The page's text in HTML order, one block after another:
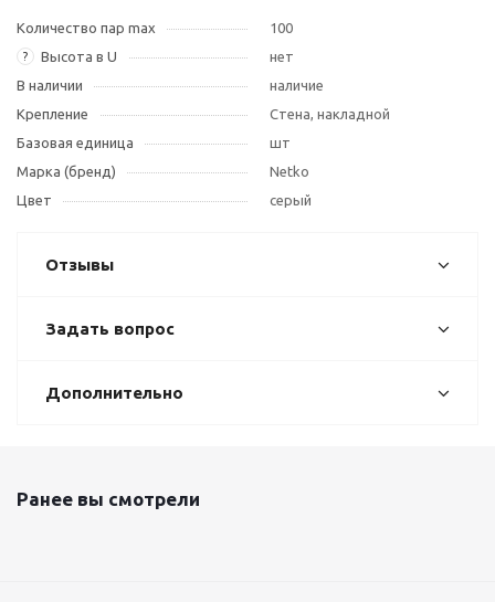
Количество пар max 100
? Высота в U
нет
В наличии
наличие
Крепление
Стена, накладной
Базовая единица
шт
Марка (бренд)
Netko
Цвет
серый
Отзывы
Задать вопрос
Дополнительно
Ранее вы смотрели